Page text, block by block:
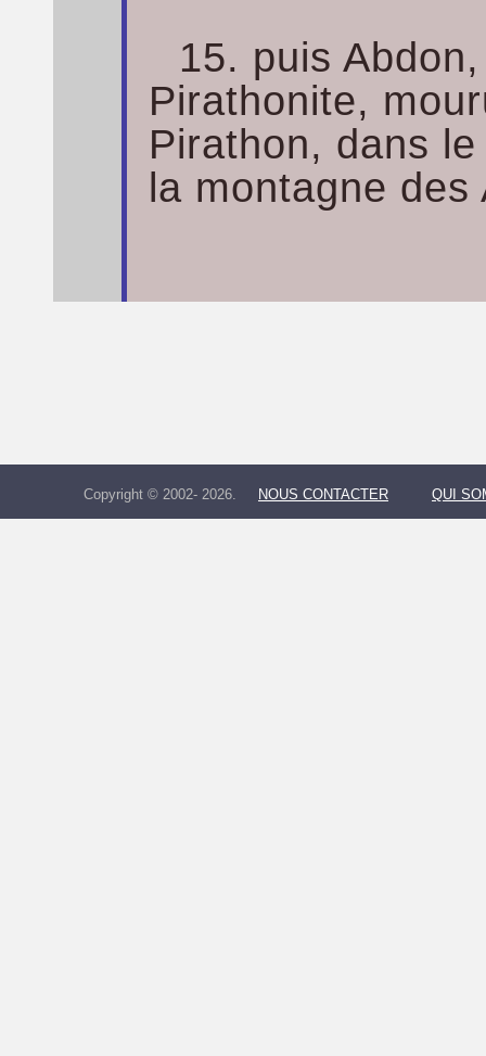
15. puis
Pirathonite,
Pirathon, dans
la montagne
Copyright © 2002- 2026. NOUS CONTACTER QUI